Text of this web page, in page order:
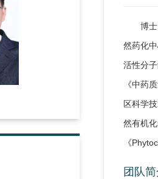
博
然药化
活性分
《中药
区科学
然有机
《
团队